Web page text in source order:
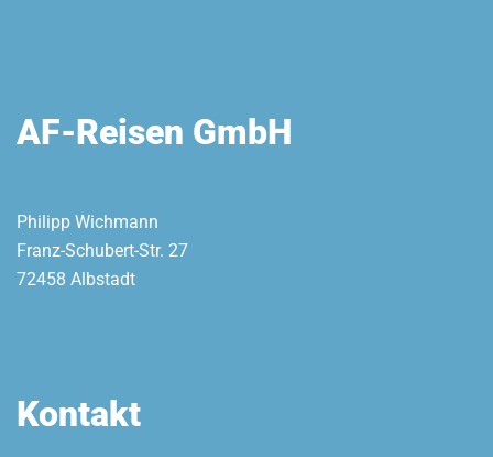
AF-Reisen GmbH
Philipp Wichmann
Franz-Schubert-Str. 27
72458 Albstadt
Kontakt